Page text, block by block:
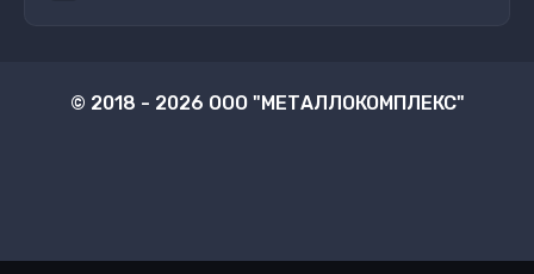
© 2018 - 2026 ООО "МЕТАЛЛОКОМПЛЕКС"